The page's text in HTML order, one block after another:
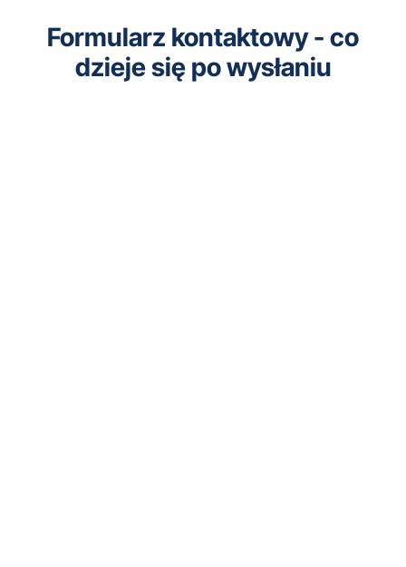
Formularz kontaktowy - co
dzieje się po wysłaniu